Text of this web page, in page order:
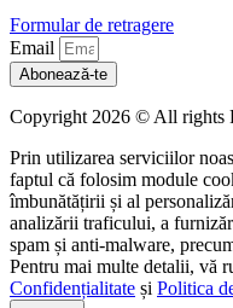
Formular de retragere
Email
Abonează-te
Copyright 2026 © All rights
Prin utilizarea serviciilor
faptul că folosim module
îmbunătățirii și al
analizării traficului, a
spam și anti-malware,
Pentru mai multe detalii, vă
Confidențialitate și Politica